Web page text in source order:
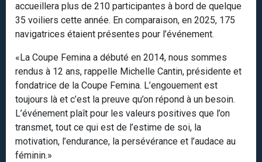
accueillera plus de 210 participantes à bord de quelque
35 voiliers cette année. En comparaison, en 2025, 175
navigatrices étaient présentes pour l’événement.
«La Coupe Femina a débuté en 2014, nous sommes
rendus à 12 ans, rappelle Michelle Cantin, présidente et
fondatrice de la Coupe Femina. L’engouement est
toujours là et c’est la preuve qu’on répond à un besoin.
L’événement plaît pour les valeurs positives que l’on
transmet, tout ce qui est de l’estime de soi, la
motivation, l’endurance, la persévérance et l’audace au
féminin.»